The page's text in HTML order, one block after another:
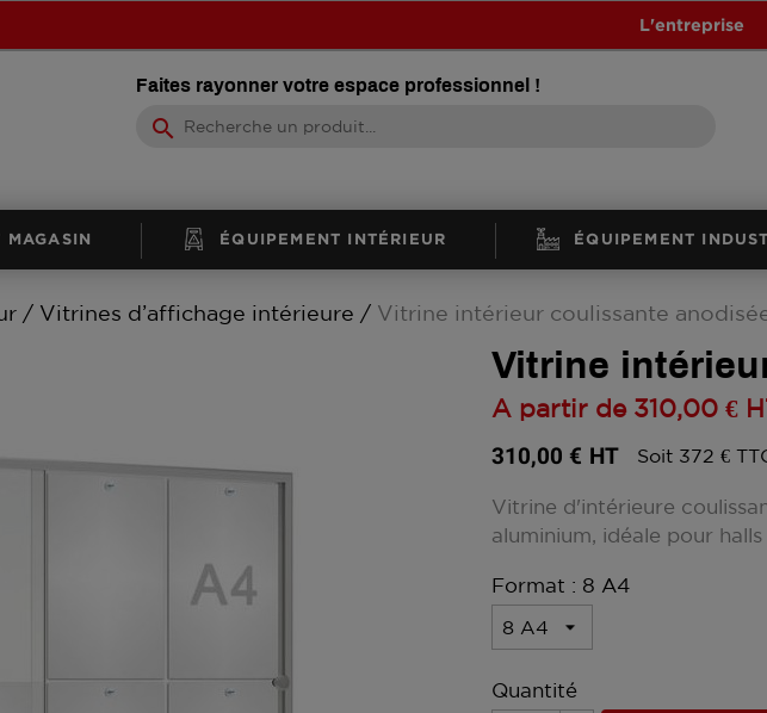
L'entreprise
Faites rayonner votre espace professionnel !
search
MAGASIN ÉQUIPEMENT INTÉRIEUR ÉQUIPEMENT
Vitrines d’affichage intérieure Vitrine intérieur coulissante
Vitrine
A partir de 310,00 €
310,00 € HT Soit 372 €
Vitrine d'intérieure
aluminium, idéale pour
Format : 8 A4
Quantité